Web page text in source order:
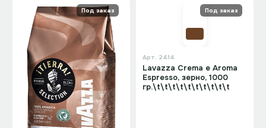
Под заказ Под заказ
Арт. 2414
Lavazza Crema e Aroma
Espresso, зерно, 1000
гр.\t\t\t\t\t\t\t\t\t\t